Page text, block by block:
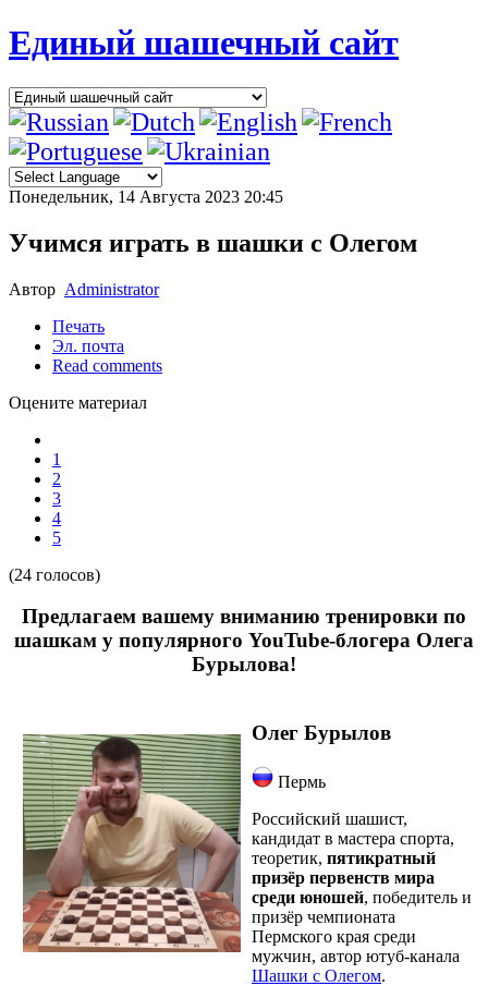
Единый шашечный сайт
Понедельник, 14 Августа 2023 20:45
Учимся играть в шашки с Олегом
Автор Administrator
Печать
Эл. почта
Read comments
Оцените материал
1
2
3
4
5
(24 голосов)
Предлагаем вашему вниманию тренировки по
шашкам у популярного YouTube-блогера Олега
Бурылова!
Олег Бурылов
Пермь
Российский шашист,
кандидат в мастера спорта,
теоретик, пятикратный
призёр первенств мира
среди юношей, победитель и
призёр чемпионата
Пермского края среди
мужчин, автор ютуб-канала
Шашки с Олегом.